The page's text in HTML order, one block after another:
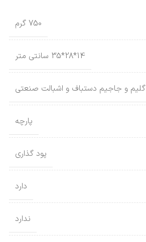
750 گرم
14*28*35 سانتی متر
گلیم و جاجیم دستباف و اشبالت صنعتی
پارچه
پود گذاری
دارد
ندارد